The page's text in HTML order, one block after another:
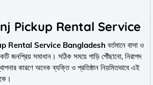
Pickup Rental Service
Rental Service Bangladesh বর্তমানে বাসা ও
জনপ্রিয় সমাধান। সঠিক সময়ে গাড়ি পৌঁছানো, নিরাপদ
কারণে অনেক ব্যক্তি ও প্রতিষ্ঠান নিয়মিতভাবে এই